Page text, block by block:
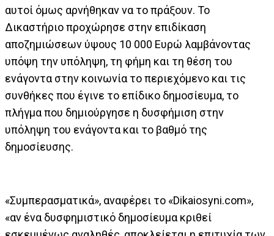
αυτοί όμως αρνήθηκαν να το πράξουν. Το
Δικαστήριο προχώρησε στην επιδίκαση
αποζημιώσεων ύψους 10 000 Ευρώ λαμβάνοντας
υπόψη την υπόληψη, τη φήμη και τη θέση του
ενάγοντα στην κοινωνία το περιεχόμενο και τις
συνθήκες που έγινε το επίδικο δημοσίευμα, το
πλήγμα που δημιούργησε η δυσφήμιση στην
υπόληψη του ενάγοντα και το βαθμό της
δημοσίευσης.
«Συμπερασματικά», αναφέρει το «Dikaiosyni.com»,
«αν ένα δυσφημιστικό δημοσίευμα κριθεί